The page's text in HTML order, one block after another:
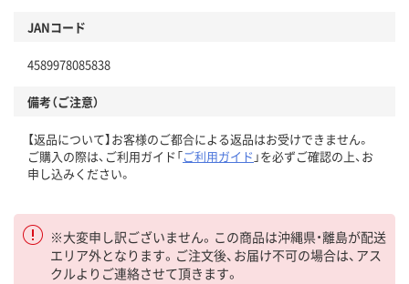
JANコード
4589978085838
備考（ご注意）
【返品について】お客様のご都合による返品はお受けできません。
ご購入の際は、ご利用ガイド「ご利用ガイド 」を必ずご確認の上、お
申し込みください。
※大変申し訳ございません。この商品は沖縄県・離島が配送
エリア外となります。ご注文後、お届け不可の場合は、アス
クルよりご連絡させて頂きます。